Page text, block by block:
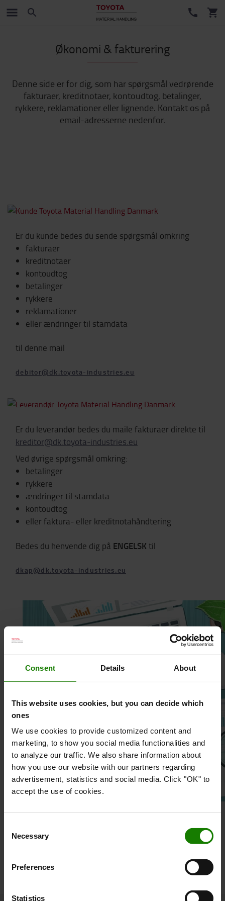
Consent Details About
This website uses cookies, but you can decide which
ones
We use cookies to provide customized content and
marketing, to show you social media functionalities and
to analyze our traffic. We also share information about
how you use our website with our partners regarding
advertisement, statistics and social media. Click "OK" to
accept the use of cookies.
Selection
Necessary
Preferences
Statistics
Økonomi & fakturering
Denne side er for dig, som har spørgsmål vedrørende
fakturaer, kreditnotaer, kontoudtog, betalinger,
rykkere, reklamationer eller lignende. Kontakt os på
email-adresserne nedenfor.
Er du kunde bedes du sende spørgsmål omkring
fakturaer
kreditnotaer
kontoudtog
betalinger
rykkere
reklamationer
eller ændringer til stamdata
til denne mail
debitor@dk.toyota-industries.eu
Er du leverandør bedes du maile fakturaer direkte til
kreditor@dk.toyota-industries.eu
Ved øvrige spørgsmål omkring:
betalinger
rykkere
ændringer til stamdata
kontoudtog
eller faktura- eller kreditnotahåndtering
Bedes du henvende dig på ENGELSK til
dkap@dk.toyota-industries.eu
Hvis du har spørgsmål, eller hvis du er i tvivl om
du benytte dig af kontaktbaren til højre, eller ringe til